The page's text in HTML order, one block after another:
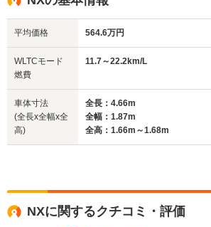
平均価格 564.6万円
WLTCモード
燃費
11.7～22.2km/L
車体寸法
(全長x全幅x全
高)
全長：4.66m
全幅：1.87m
全高：1.66m～1.68m
NXに関するクチコミ・評価